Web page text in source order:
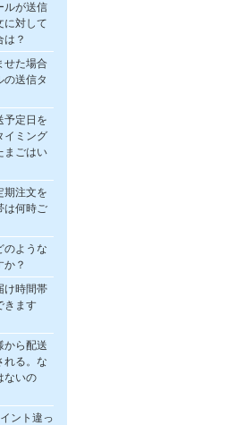
ルが送信
に対して
は？
せた場合
の送信タ
予定日を
イミング
まごはい
期注文を
は何時ご
のような
か？
け時間帯
きます
から配送
れる。な
ないの
ント違っ